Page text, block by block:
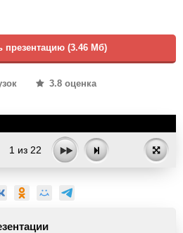
презентацию (3.46 Мб)
3.8 оценка
1 из 22